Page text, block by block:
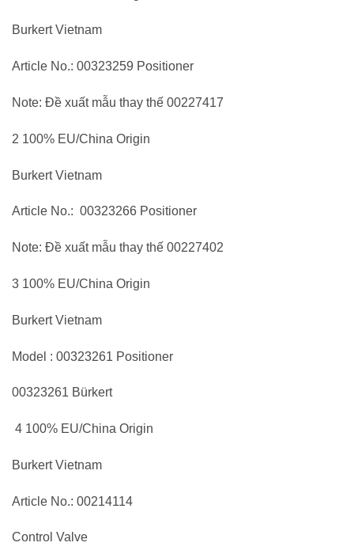
Burkert Vietnam
Article No.: 00323259 Positioner
Note: Đề xuất mẫu thay thế 00227417
2 100% EU/China Origin
Burkert Vietnam
Article No.: 00323266 Positioner
Note: Đề xuất mẫu thay thế 00227402
3 100% EU/China Origin
Burkert Vietnam
Model : 00323261 Positioner
00323261 Bürkert
4 100% EU/China Origin
Burkert Vietnam
Article No.: 00214114
Control Valve